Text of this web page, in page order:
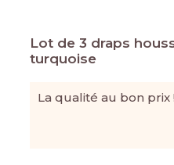
Lot de 3 draps
turquoise
La qualité au bon prix !